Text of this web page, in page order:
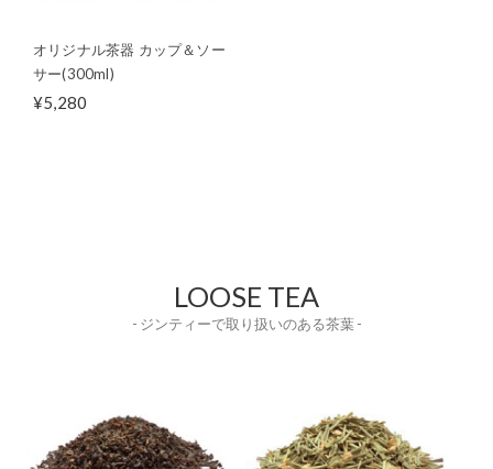
オリジナル茶器 カップ＆ソー
サー(300ml)
¥5,280
LOOSE TEA
- ジンティーで取り扱いのある茶葉 -